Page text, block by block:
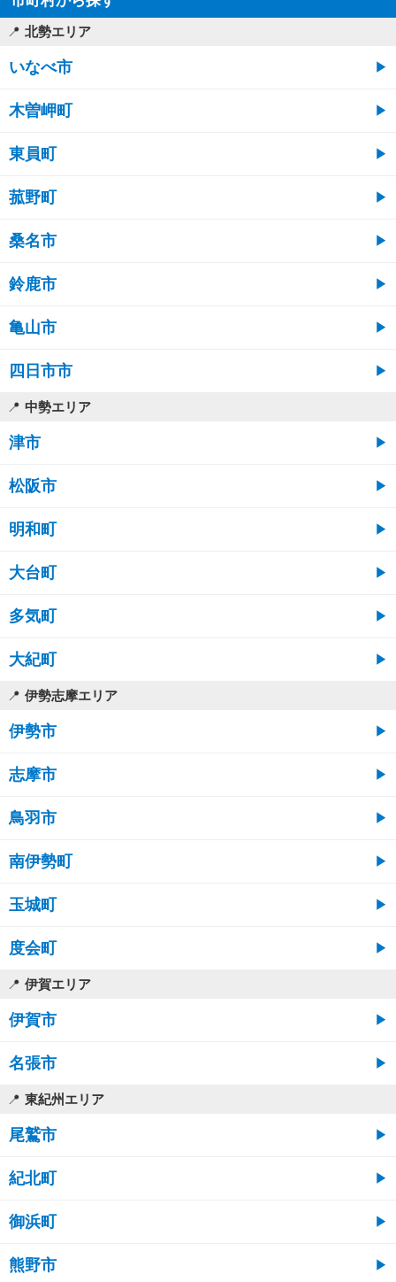
北勢エリア
いなべ市
木曽岬町
東員町
菰野町
桑名市
鈴鹿市
亀山市
四日市市
中勢エリア
津市
松阪市
明和町
大台町
多気町
大紀町
伊勢志摩エリア
伊勢市
志摩市
鳥羽市
南伊勢町
玉城町
度会町
伊賀エリア
伊賀市
名張市
東紀州エリア
尾鷲市
紀北町
御浜町
熊野市